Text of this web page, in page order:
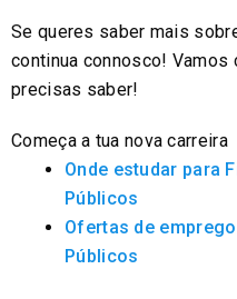
Se queres saber mais
continua connosco! Vamos
precisas saber!
Começa a tua nova carreira
Onde estudar para
Públicos
Ofertas de
Públicos